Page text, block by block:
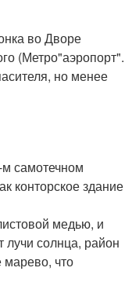
во Дворе
(Метро"аэропорт".
но менее
м самотечном
конторское здание
медью, и
лучи солнца, район
что